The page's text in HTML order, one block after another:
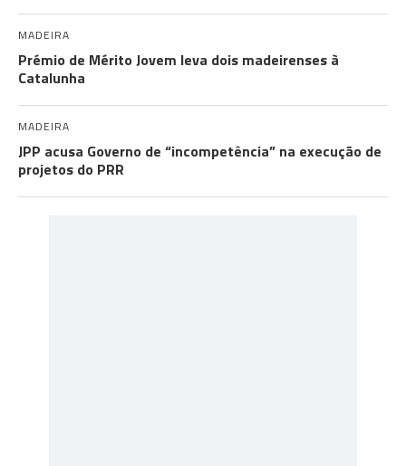
MADEIRA
Prémio de Mérito Jovem leva dois madeirenses à
Catalunha
MADEIRA
JPP acusa Governo de “incompetência” na execução de
projetos do PRR